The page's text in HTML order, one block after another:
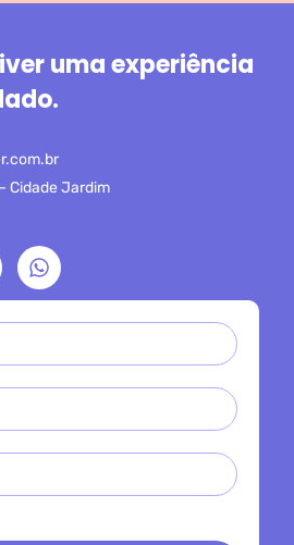
uma experiência
Cidade Jardim